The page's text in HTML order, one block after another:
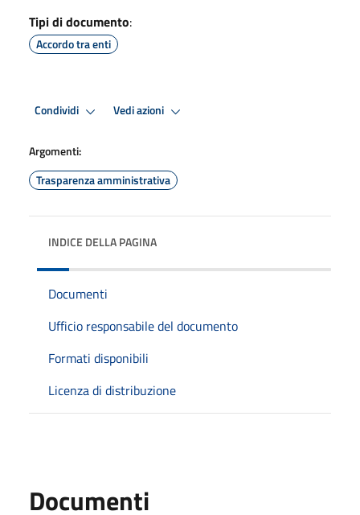
Tipi di documento:
Accordo tra enti
Condividi Vedi azioni
Argomenti:
Trasparenza amministrativa
INDICE DELLA PAGINA
Documenti
Ufficio responsabile del documento
Formati disponibili
Licenza di distribuzione
Documenti